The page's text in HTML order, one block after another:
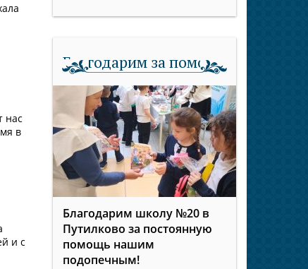
нас
в
и с
Благодарим за помощь
Благодарим школу №20 в
Путилково за постоянную
помощь нашим
подопечным!